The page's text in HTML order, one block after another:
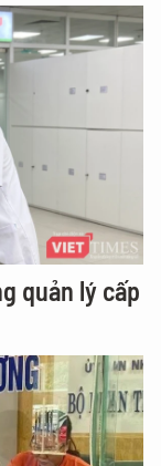
quản lý cấp